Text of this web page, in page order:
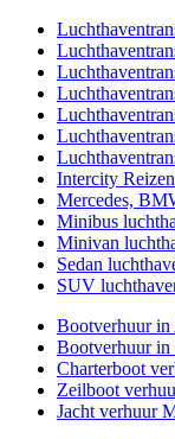
Intercity
Mercedes,
Minibus
Minivan
Sedan
SUV
Bootverhuur in
Bootverhuur in
Charterboot
Zeilboot
Jacht verhuur